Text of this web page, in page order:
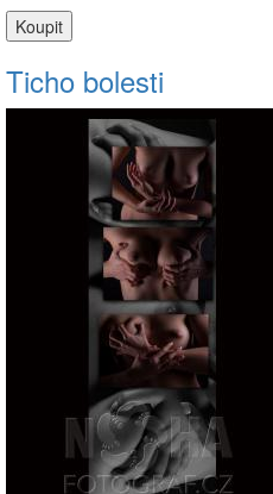
Ticho bolesti